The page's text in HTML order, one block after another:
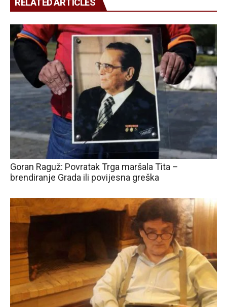
RELATED ARTICLES
Goran Raguž: Povratak Trga maršala Tita –
brendiranje Grada ili povijesna greška